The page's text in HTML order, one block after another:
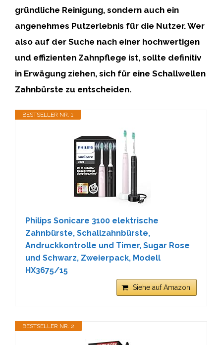
gründliche Reinigung, sondern auch ein
angenehmes Putzerlebnis für die Nutzer. Wer
also auf der Suche nach einer hochwertigen
und effizienten Zahnpflege ist, sollte definitiv
in Erwägung ziehen, sich für eine Schallwellen
Zahnbürste zu entscheiden.
BESTSELLER NR. 1
Philips Sonicare 3100 elektrische
Zahnbürste, Schallzahnbürste,
Andruckkontrolle und Timer, Sugar Rose
und Schwarz, Zweierpack, Modell
HX3675/15
Siehe auf Amazon
BESTSELLER NR. 2